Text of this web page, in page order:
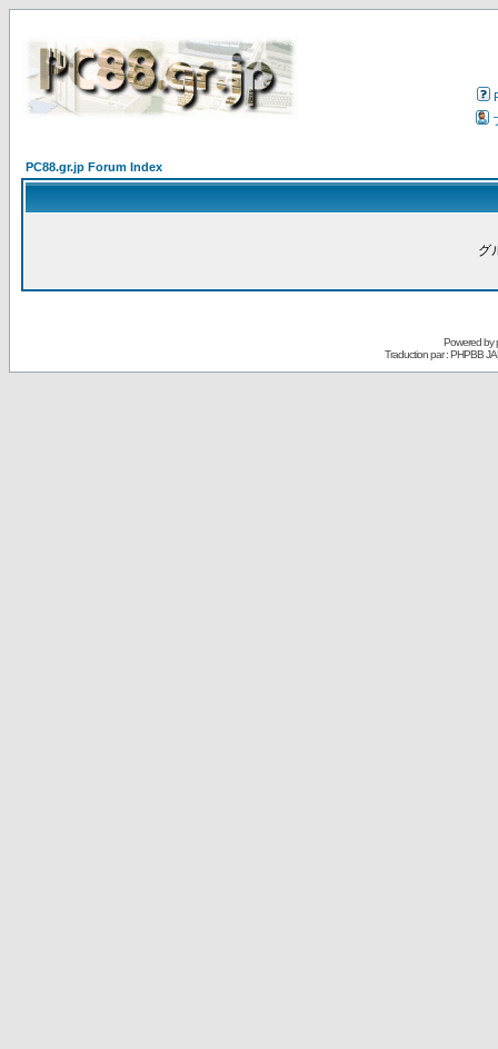
PC88.gr.jp Forum Index
グ
Powered by
Traduction par : PHPBB